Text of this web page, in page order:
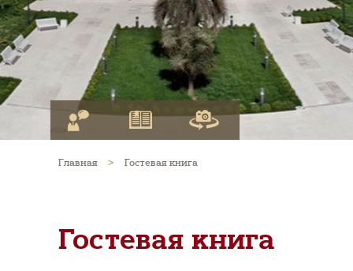
Главная > Гостевая книга
Гостевая книга